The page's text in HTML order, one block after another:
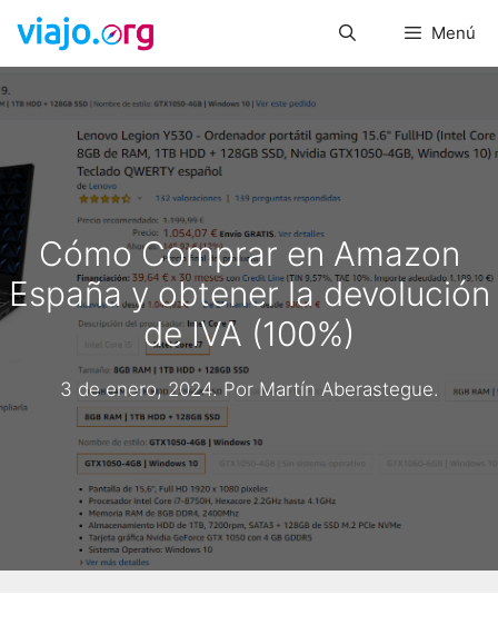
Saltar
contenido
Menú
Cómo Comprar en Amazon
España y obtener la devolución
de IVA (100%)
3 de enero, 2024. Por Martín Aberastegue.